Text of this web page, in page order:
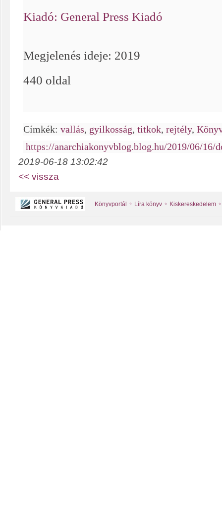
Kiadó: General Press Kiadó
Megjelenés ideje: 2019
440 oldal
Címkék: vallás, gyilkosság, titkok, rejtély,
https://anarchiakonyvblog.blog.hu/2019/06/16/
2019-06-18 13:02:42
<< vissza
Könyvportál Líra könyv Kiskereskedelem